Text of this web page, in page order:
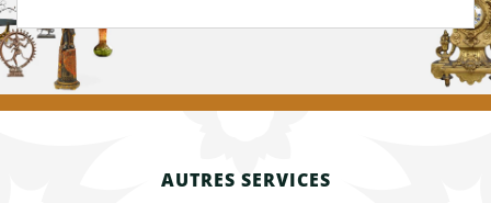
AUTRES SERVICES